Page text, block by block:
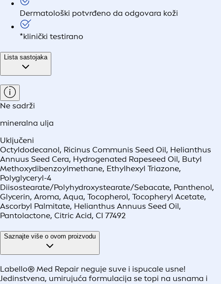
Dermatološki potvrđeno da odgovara koži
*klinički testirano
Lista sastojaka
Ne sadrži
mineralna ulja
Uključeni
Octyldodecanol, Ricinus Communis Seed Oil, Helianthus
Annuus Seed Cera, Hydrogenated Rapeseed Oil, Butyl
Methoxydibenzoylmethane, Ethylhexyl Triazone,
Polyglyceryl-4
Diisostearate/Polyhydroxystearate/Sebacate, Panthenol,
Glycerin, Aroma, Aqua, Tocopherol, Tocopheryl Acetate,
Ascorbyl Palmitate, Helianthus Annuus Seed Oil,
Pantolactone, Citric Acid, CI 77492
Saznajte više o ovom proizvodu
Labello® Med Repair neguje suve i ispucale usne!
Jedinstvena, umirujuća formulacija se topi na usnama i